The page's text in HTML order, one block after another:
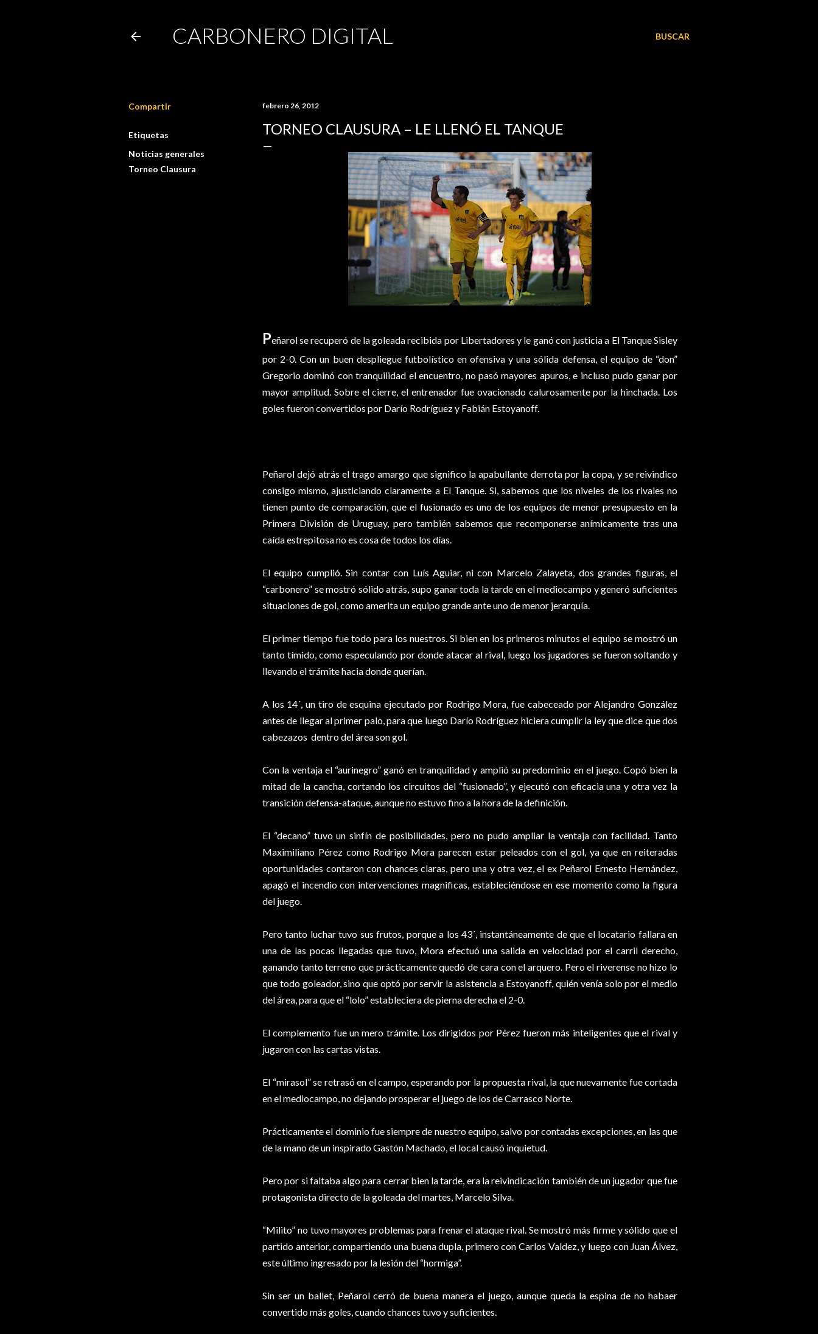
BUSCAR
CARBONERO DIGITAL
Compartir
Etiquetas
Noticias generales
Torneo Clausura
febrero 26, 2012
TORNEO CLAUSURA – LE LLENÓ EL TANQUE
Peñarol se recuperó de la goleada recibida por Libertadores y le ganó con justicia a El Tanque Sisley
por 2-0. Con un buen despliegue futbolístico en ofensiva y una sólida defensa, el equipo de “don”
Gregorio dominó con tranquilidad el encuentro, no pasó mayores apuros, e incluso pudo ganar por
mayor amplitud. Sobre el cierre, el entrenador fue ovacionado calurosamente por la hinchada. Los
goles fueron convertidos por Darío Rodríguez y Fabián Estoyanoff.
Peñarol dejó atrás el trago amargo que significo la apabullante derrota por la copa, y se reivindico
consigo mismo, ajusticiando claramente a El Tanque. Si, sabemos que los niveles de los rivales no
tienen punto de comparación, que el fusionado es uno de los equipos de menor presupuesto en la
Primera División de Uruguay, pero también sabemos que recomponerse anímicamente tras una
caída estrepitosa no es cosa de todos los días.
El equipo cumplió. Sin contar con Luís Aguiar, ni con Marcelo Zalayeta, dos grandes figuras, el
“carbonero” se mostró sólido atrás, supo ganar toda la tarde en el mediocampo y generó suficientes
situaciones de gol, como amerita un equipo grande ante uno de menor jerarquía.
El primer tiempo fue todo para los nuestros. Si bien en los primeros minutos el equipo se mostró un
tanto tímido, como especulando por donde atacar al rival, luego los jugadores se fueron soltando y
llevando el trámite hacia donde querían.
A los 14´, un tiro de esquina ejecutado por Rodrigo Mora, fue cabeceado por Alejandro González
antes de llegar al primer palo, para que luego Darío Rodríguez hiciera cumplir la ley que dice que dos
cabezazos dentro del área son gol.
Con la ventaja el “aurinegro” ganó en tranquilidad y amplió su predominio en el juego. Copó bien la
mitad de la cancha, cortando los circuitos del “fusionado”, y ejecutó con eficacia una y otra vez la
transición defensa-ataque, aunque no estuvo fino a la hora de la definición.
El “decano” tuvo un sinfín de posibilidades, pero no pudo ampliar la ventaja con facilidad. Tanto
Maximiliano Pérez como Rodrigo Mora parecen estar peleados con el gol, ya que en reiteradas
oportunidades contaron con chances claras, pero una y otra vez, el ex Peñarol Ernesto Hernández,
apagó el incendio con intervenciones magnificas, estableciéndose en ese momento como la figura
del juego.
Pero tanto luchar tuvo sus frutos, porque a los 43´, instantáneamente de que el locatario fallara en
una de las pocas llegadas que tuvo, Mora efectuó una salida en velocidad por el carril derecho,
ganando tanto terreno que prácticamente quedó de cara con el arquero. Pero el riverense no hizo lo
que todo goleador, sino que optó por servir la asistencia a Estoyanoff, quién venía solo por el medio
del área, para que el “lolo” estableciera de pierna derecha el 2-0.
El complemento fue un mero trámite. Los dirigidos por Pérez fueron más inteligentes que el rival y
jugaron con las cartas vistas.
El “mirasol” se retrasó en el campo, esperando por la propuesta rival, la que nuevamente fue cortada
en el mediocampo, no dejando prosperar el juego de los de Carrasco Norte.
Prácticamente el dominio fue siempre de nuestro equipo, salvo por contadas excepciones, en las que
de la mano de un inspirado Gastón Machado, el local causó inquietud.
Pero por si faltaba algo para cerrar bien la tarde, era la reivindicación también de un jugador que fue
protagonista directo de la goleada del martes, Marcelo Silva.
“Milito” no tuvo mayores problemas para frenar el ataque rival. Se mostró más firme y sólido que el
partido anterior, compartiendo una buena dupla, primero con Carlos Valdez, y luego con Juan Álvez,
este último ingresado por la lesión del “hormiga”.
Sin ser un ballet, Peñarol cerró de buena manera el juego, aunque queda la espina de no habaer
convertido más goles, cuando chances tuvo y suficientes.